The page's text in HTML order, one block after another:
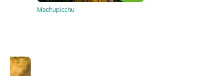
Machupicchu